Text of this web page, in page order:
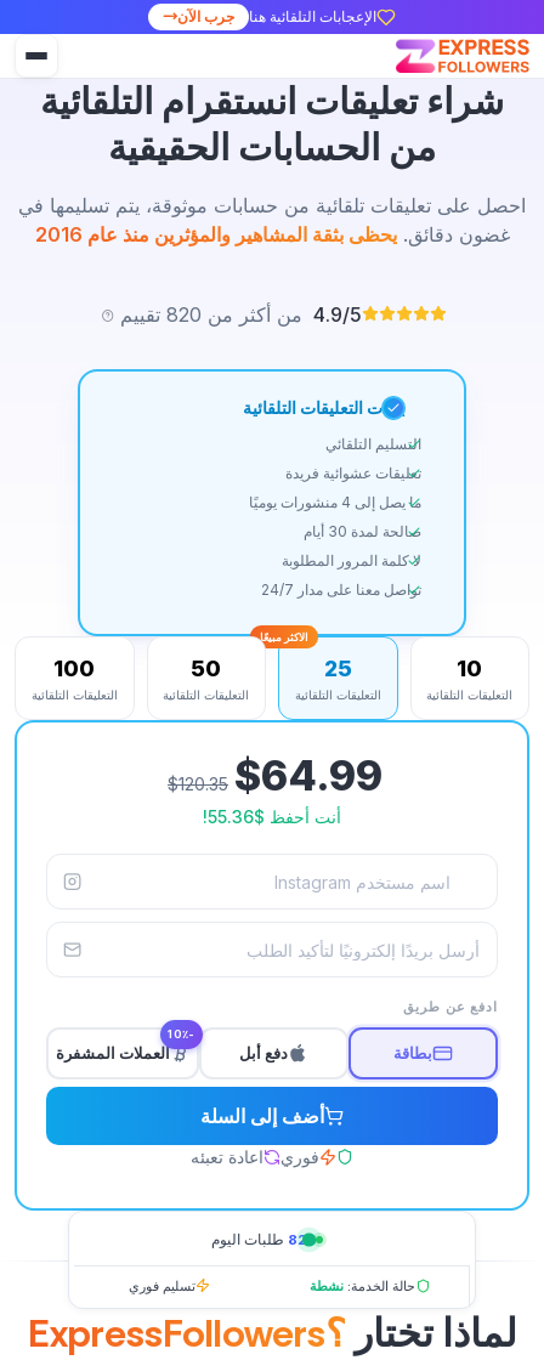
الإعجابات التلقائية هنا جرب الآن
شراء تعليقات انستقرام التلقائية
من الحسابات الحقيقية
احصل على تعليقات تلقائية من حسابات موثوقة، يتم تسليمها في
غضون دقائق.يحظى بثقة المشاهير والمؤثرين منذ عام 2016
4.9/5 من أكثر من 820 تقييم
باقات التعليقات التلقائية
التسليم التلقائي
تعليقات عشوائية فريدة
ما يصل إلى 4 منشورات يوميًا
صالحة لمدة 30 أيام
لا كلمة المرور المطلوبة
تواصل معنا على مدار 24/7
10
التعليقات التلقائية
الاكثر مبيعًا
25
التعليقات التلقائية
50
التعليقات التلقائية
100
التعليقات التلقائية
$64.99
$120.35
أنت أحفظ $55.36
!
ادفع عن طريق
بطاقة دفع أبل العملات المشفرة
-10٪
أضف إلى السلة
فوري اعادة تعبئه
826 طلبات اليوم
حالة الخدمة: نشطة تسليم فوري
لماذا تختار ExpressFollowers؟